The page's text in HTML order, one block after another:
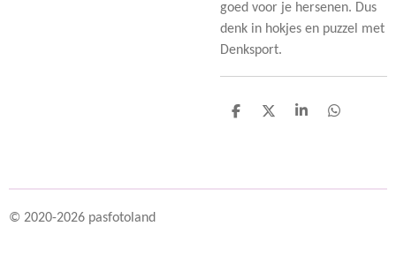
goed voor je hersenen. Dus
denk in hokjes en puzzel met
Denksport.
D
D
S
D
© 2020-2026 pasfotoland